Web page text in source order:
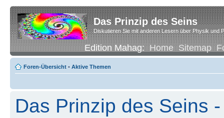
Das Prinzip des Seins
Diskutieren Sie mit anderen Lesern über Physik und
Edition Mahag:Home Sitemap
Foren-Übersicht • Aktive Themen
Das Prinzip des Seins